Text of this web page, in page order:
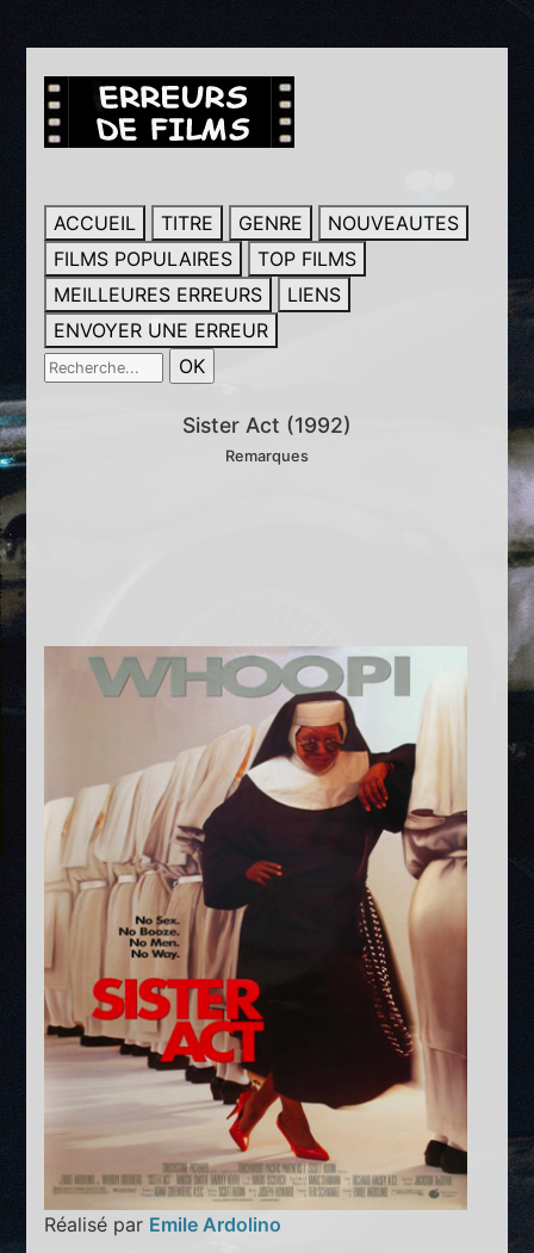
ACCUEIL TITRE GENRE
NOUVEAUTES
FILMS POPULAIRES
TOP FILMS
MEILLEURES ERREURS
LIENS
ENVOYER UNE ERREUR
Sister Act (1992)
Remarques
Réalisé par Emile Ardolino